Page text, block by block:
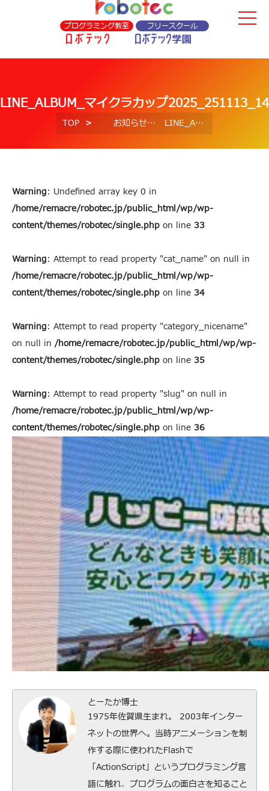
プログラミング教室 フリースクール
LINE_ALBUM_マイクラカップ2025_251113_14
TOP お知らせ LINE_ALBUM_マイクラカップ2025_251113_14
Warning: Undefined array key 0 in
/home/remacre/robotec.jp/public_html/wp/wp-
content/themes/robotec/single.php on line 33
Warning: Attempt to read property "cat_name" on null in
/home/remacre/robotec.jp/public_html/wp/wp-
content/themes/robotec/single.php on line 34
Warning: Attempt to read property "category_nicename"
on null in /home/remacre/robotec.jp/public_html/wp/wp-
content/themes/robotec/single.php on line 35
Warning: Attempt to read property "slug" on null in
/home/remacre/robotec.jp/public_html/wp/wp-
content/themes/robotec/single.php on line 36
とーたか博士
1975年佐賀県生まれ。 2003年インター
ネットの世界へ。当時アニメーションを制
作する際に使われたFlashで
「ActionScript」というプログラミング言
語に触れ、プログラムの面白さを知ること